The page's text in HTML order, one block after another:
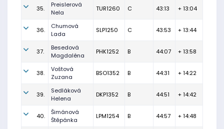
35.
Preislerová
Nela
TUR1260 C 43:13 + 13:04
36.
Chumová
Lada
SLP1250 C 43:53 + 13:44
37.
Besedová
Magdaléna
PHK1252 B 44:07 + 13:58
38.
Voštová
Zuzana
BSO1352 B 44:31 + 14:22
39.
Sedláková
Helena
DKP1352 B 44:51 + 14:42
40.
Šimánová
Štěpánka
LPM1254 B 44:57 + 14:48